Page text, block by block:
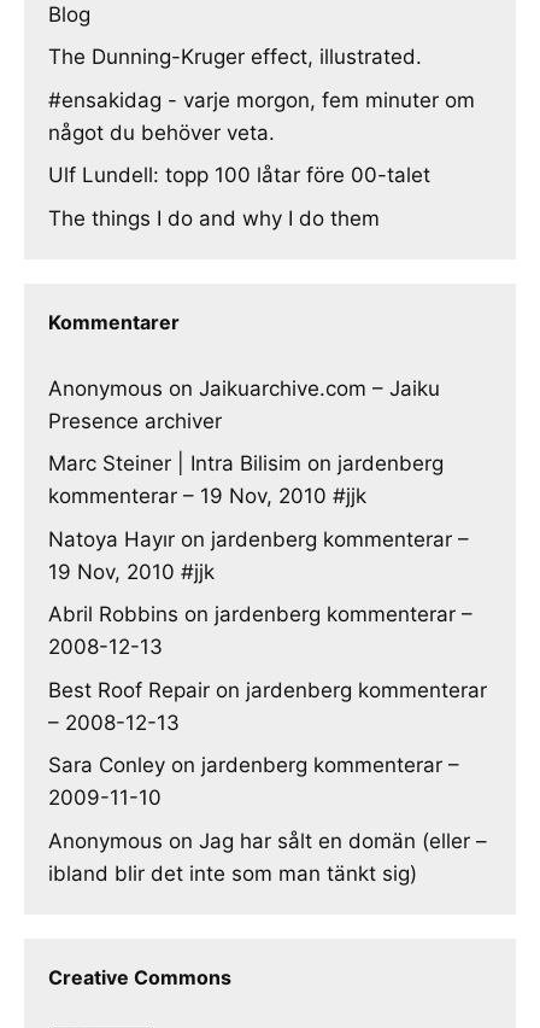
Blog
The Dunning-Kruger effect, illustrated.
#ensakidag - varje morgon, fem minuter om
något du behöver veta.
Ulf Lundell: topp 100 låtar före 00-talet
The things I do and why I do them
Kommentarer
Anonymous on Jaikuarchive.com – Jaiku
Presence archiver
Marc Steiner | Intra Bilisim on jardenberg
kommenterar – 19 Nov, 2010 #jjk
Natoya Hayır on jardenberg kommenterar –
19 Nov, 2010 #jjk
Abril Robbins on jardenberg kommenterar –
2008-12-13
Best Roof Repair on jardenberg kommenterar
– 2008-12-13
Sara Conley on jardenberg kommenterar –
2009-11-10
Anonymous on Jag har sålt en domän (eller –
ibland blir det inte som man tänkt sig)
Creative Commons